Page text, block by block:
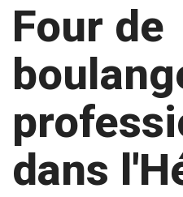
Four de
dans